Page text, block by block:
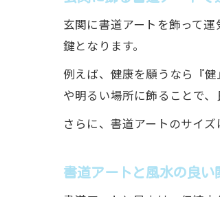
玄関に書道アートを飾って
鍵となります。
例えば、健康を願うなら『
や明るい場所に飾ることで、
さらに、書道アートのサイ
書道アートと風水の良い